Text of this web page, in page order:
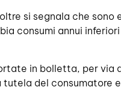
si segnala che sono
consumi annui
in bolletta, per via
del consumatore